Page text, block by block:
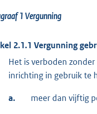
1Vergunning
2.1.1 Vergunning
Het is verboden
inrichting in gebruik te
a. meer dan vijftig